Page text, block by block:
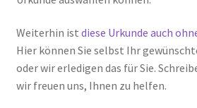
Weiterhin ist diese Urkunde auch
Hier können Sie selbst Ihr
oder wir erledigen das für Sie.
wir freuen uns, Ihnen zu helfen.